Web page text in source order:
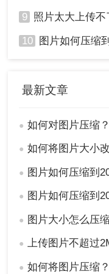
9 照片太大上传不了怎
10 图片如何压缩到
最新文章
● 如何对图片压缩？2个方法
● 如何将图片大小改为
● 图片如何压缩到
● 图片如何压缩到
● 图片大小怎么压
● 上传图片不超过2M
● 如何将图片压缩